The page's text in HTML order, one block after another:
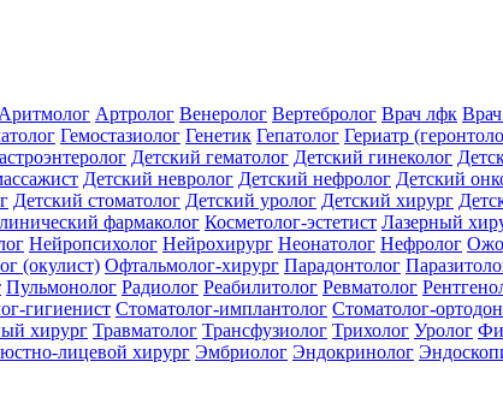
Аритмолог Артролог Венеролог Вертебролог Врач лфк
Гемостазиолог Генетик Гепатолог Гериатр
Детский гематолог Детский гинеколог
Детский невролог Детский нефролог Детский
Детский стоматолог Детский уролог Детский хирург
фармаколог Косметолог-эстетист Лазерный
Нейропсихолог Нейрохирург Неонатолог Нефролог
(окулист) Офтальмолог-хирург Парадонтолог
Пульмонолог Радиолог Реабилитолог Ревматолог
гигиенист Стоматолог-имплантолог Стоматолог-
хирург Травматолог Трансфузиолог Трихолог Уролог
лицевой хирург Эмбриолог Эндокринолог